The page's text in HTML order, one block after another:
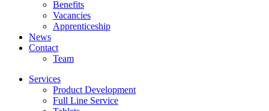
Benefits
Vacancies
Apprenticeship
News
Contact
Team
Services
Product Development
Full Line Service